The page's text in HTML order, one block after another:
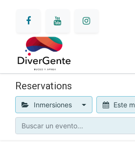
Reservations
Inmersiones Este